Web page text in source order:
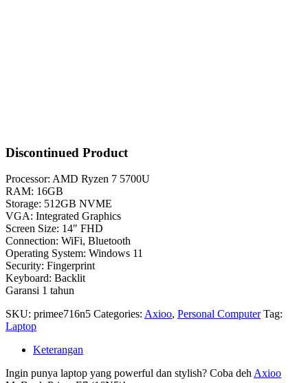
Discontinued Product
Processor: AMD Ryzen 7 5700U
RAM: 16GB
Storage: 512GB NVME
VGA: Integrated Graphics
Screen Size: 14″ FHD
Connection: WiFi, Bluetooth
Operating System: Windows 11
Security: Fingerprint
Keyboard: Backlit
Garansi 1 tahun
SKU: primee716n5 Categories: Axioo, Personal Computer Tag:
Laptop
Keterangan
Ingin punya laptop yang powerful dan stylish? Coba deh Axioo